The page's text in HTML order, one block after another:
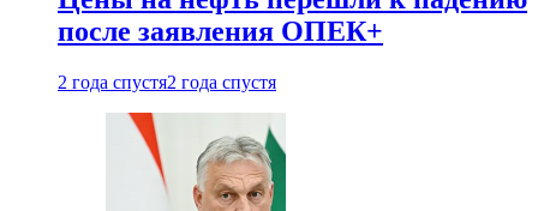
после заявления ОПЕК+
2 года спустя2 года спустя